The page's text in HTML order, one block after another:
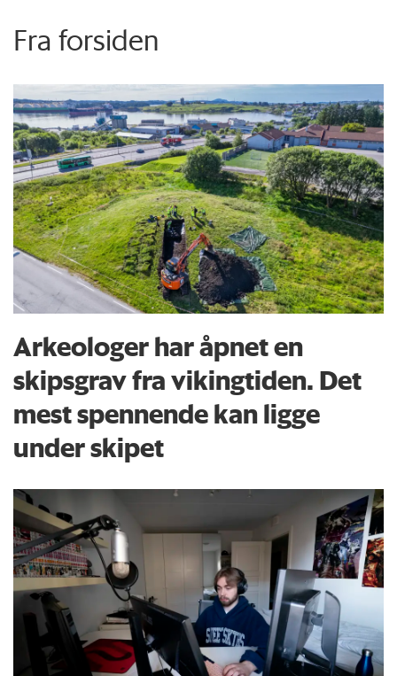
Fra forsiden
Arkeologer har åpnet en
skipsgrav fra vikingtiden. Det
mest spennende kan ligge
under skipet